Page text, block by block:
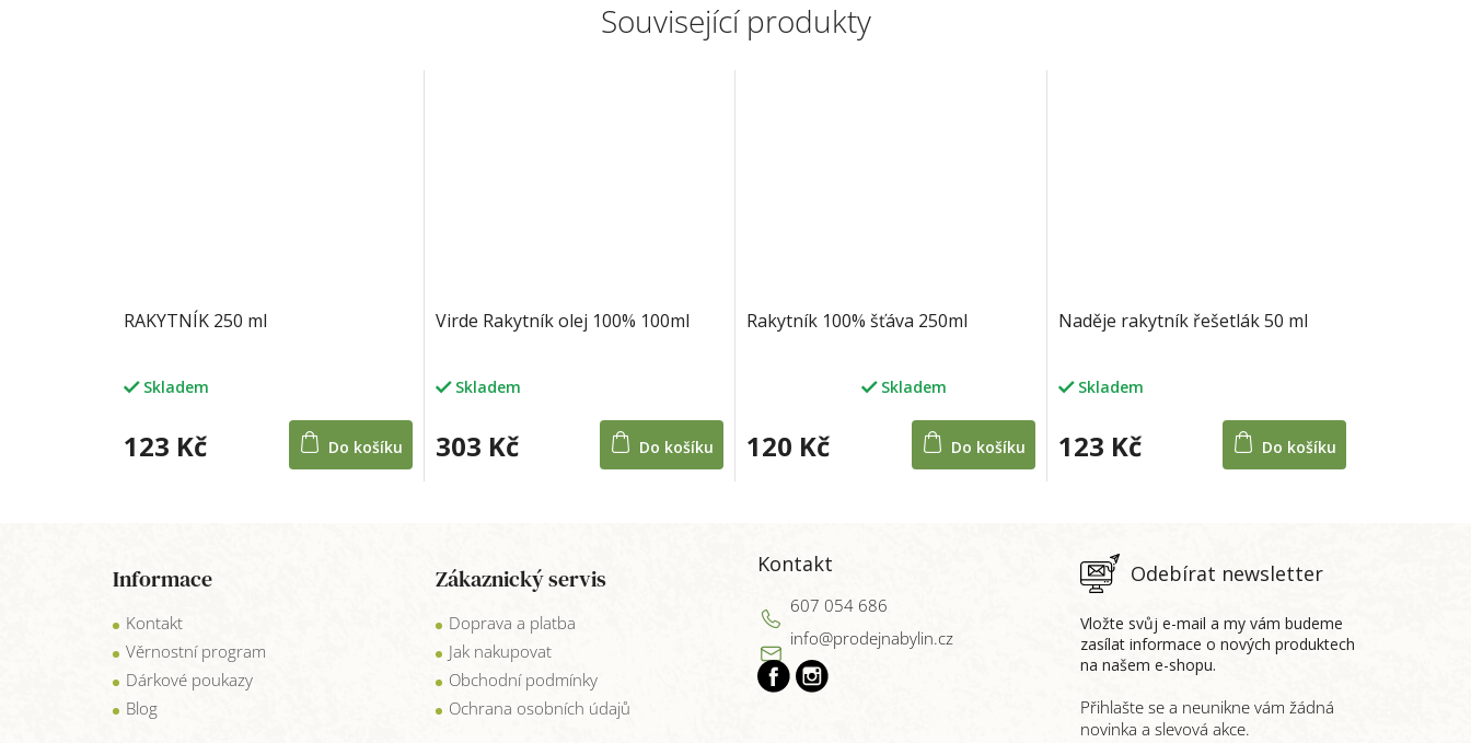
Související produkty
RAKYTNÍK 250 ml
Skladem
123 Kč Do košíku
Virde Rakytník olej 100% 100ml
Skladem
303 Kč Do košíku
Rakytník 100% šťáva 250ml
je
Skladem
120 Kč Do košíku
Naděje rakytník řešetlák 50 ml
Skladem
123 Kč Do košíku
Informace
Kontakt
Věrnostní program
Dárkové poukazy
Blog
Zákaznický servis
Doprava a platba
Jak nakupovat
Obchodní podmínky
Ochrana osobních údajů
Kontakt
info@prodejnabylin.cz
607 054 686
Odebírat newsletter
Vložte svůj e-mail a my vám budeme
zasílat informace o nových produktech
na našem e-shopu.